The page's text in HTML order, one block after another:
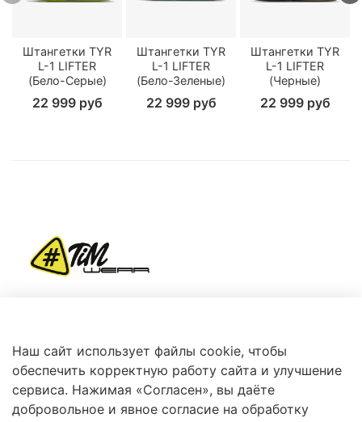
Штангетки TYR
L-1 LIFTER
(Бело-Серые)
22 999 руб
Штангетки TYR
L-1 LIFTER
(Бело-Зеленые)
22 999 руб
Штангетки TYR
L-1 LIFTER
(Черные)
22 999 руб
+7 (966) 360-87-78
Наш сайт использует файлы cookie, чтобы
обеспечить корректную работу сайта и улучшение
сервиса. Нажимая «Согласен», вы даёте
добровольное и явное согласие на обработку